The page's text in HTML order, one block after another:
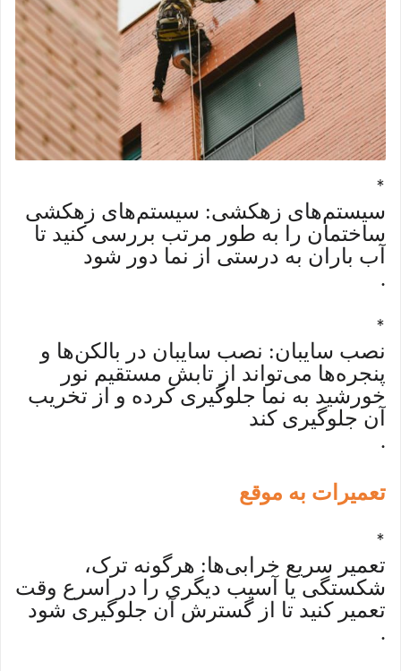
*
سیستم‌های زهکشی: سیستم‌های زهکشی
ساختمان را به طور مرتب بررسی کنید تا
آب باران به درستی از نما دور شود
.
*
نصب سایبان: نصب سایبان در بالکن‌ها و
پنجره‌ها می‌تواند از تابش مستقیم نور
خورشید به نما جلوگیری کرده و از تخریب
آن جلوگیری کند
.
تعمیرات به موقع
*
تعمیر سریع خرابی‌ها: هرگونه ترک،
شکستگی یا آسیب دیگری را در اسرع وقت
تعمیر کنید تا از گسترش آن جلوگیری شود
.